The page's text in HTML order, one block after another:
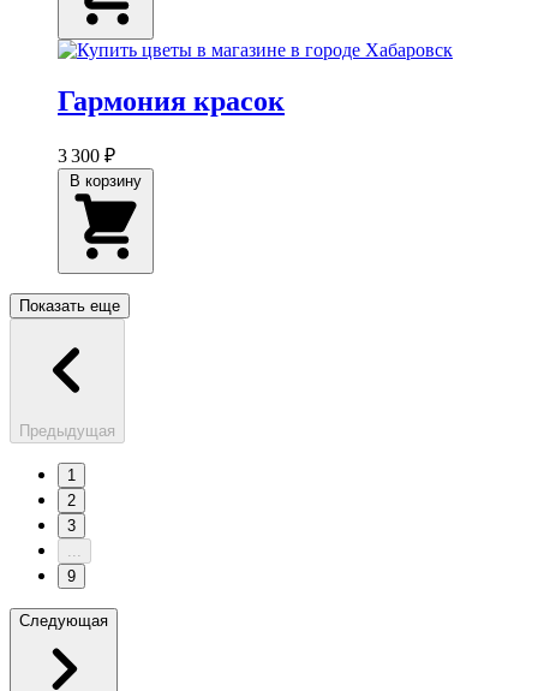
Гармония красок
3 300 ₽
Показать еще
Предыдущая
1
2
3
...
9
Следующая